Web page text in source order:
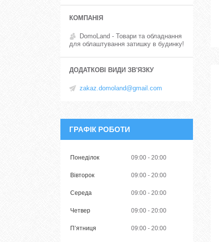
DomoLand - Товари та обладнання
для облаштування затишку в будинку!
zakaz.domoland@gmail.com
ГРАФІК РОБОТИ
Понеділок 09:00 20:00
Вівторок 09:00 20:00
Середа 09:00 20:00
Четвер 09:00 20:00
Пʼятниця 09:00 20:00